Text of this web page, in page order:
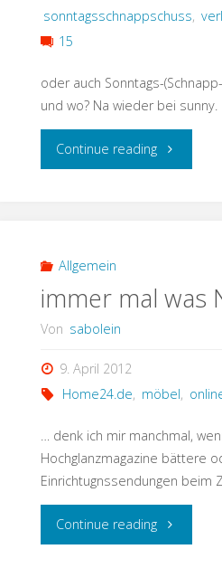
sonntagsschnappschuss,
15
oder auch Sonntags-
und wo? Na wieder bei sunny.
Continue reading
Allgemein
immer mal was
Von sabolein
9. April 2012
Home24.de, möbel,
… denk ich mir manchmal,
Hochglanzmagazine bättere
Einrichtugnssendungen beim
Continue reading"immer